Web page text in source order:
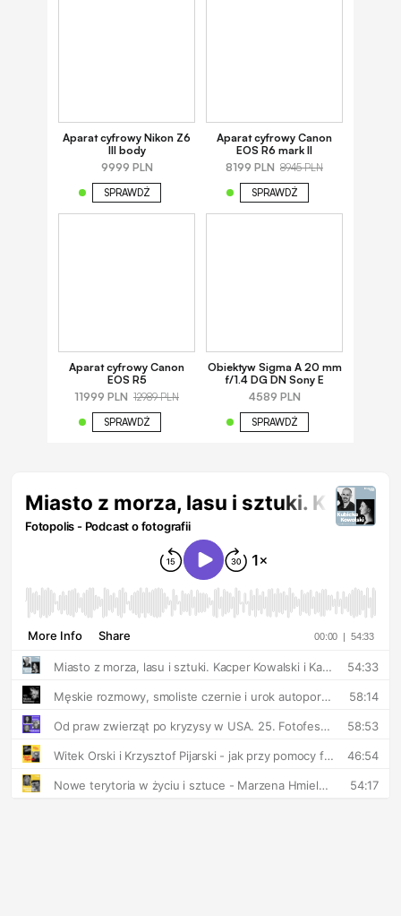
Aparat cyfrowy Nikon Z6
III body
9999 PLN
SPRAWDŹ
Aparat cyfrowy Canon
EOS R6 mark II
8199 PLN 8945 PLN
SPRAWDŹ
Aparat cyfrowy Canon
EOS R5
11999 PLN 12989 PLN
SPRAWDŹ
Obiektyw Sigma A 20 mm
f/1.4 DG DN Sony E
4589 PLN
SPRAWDŹ